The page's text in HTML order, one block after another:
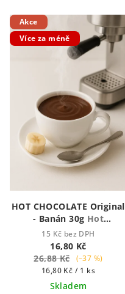
Akce
Více za méně
HOT CHOCOLATE Original
- Banán 30g Hot
Chocolate - Houstnoucí
krémová čokoláda
15 Kč bez DPH
16,80 Kč
26,88 Kč
(–37 %)
Měrná
cena:
16,80 Kč / 1 ks
Skladem